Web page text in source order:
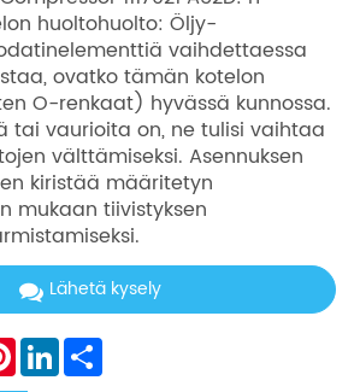
huoltohuolto: Öljy-
vaihdettaessa
ovatko tämän kotelon
O-renkaat) hyvässä kunnossa.
tai vaurioita on, ne tulisi vaihtaa
välttämiseksi. Asennuksen
kiristää määritetyn
mukaan tiivistyksen
Lähetä kysely
Pinterest
LinkedIn